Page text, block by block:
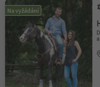
Na vyžádání